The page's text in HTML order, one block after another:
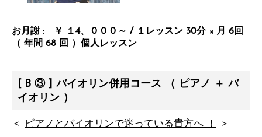
お月謝 : ￥ １4、０００～ / １レッスン 30分 × 月 6回
（ 年間 68 回 ）個人レッスン
[ B ③ ] バイオリン併用コース （ ピアノ ＋ バ
イオリン ）
＜ ピアノとバイオリンで迷っている貴方へ ！ ＞